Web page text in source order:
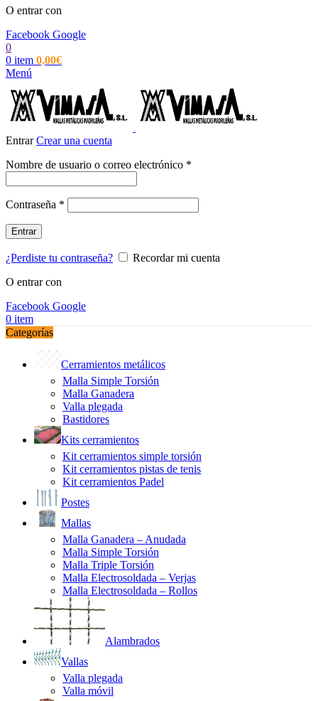
O entrar con
Facebook Google
0
0 item 0,00€
Menú
EntrarCrear una cuenta
Nombre de usuario o correo electrónico *
Contraseña *
Entrar
¿Perdiste tu contraseña?
Recordar mi cuenta
O entrar con
Facebook Google
0 item
Categorías
Cerramientos metálicos
Malla Simple Torsión
Malla Ganadera
Valla plegada
Bastidores
Kits cerramientos
Kit cerramientos simple torsión
Kit cerramientos pistas de tenis
Kit cerramientos Padel
Postes
Mallas
Malla Ganadera – Anudada
Malla Simple Torsión
Malla Triple Torsión
Malla Electrosoldada – Verjas
Malla Electrosoldada – Rollos
Alambrados
Vallas
Valla plegada
Valla móvil